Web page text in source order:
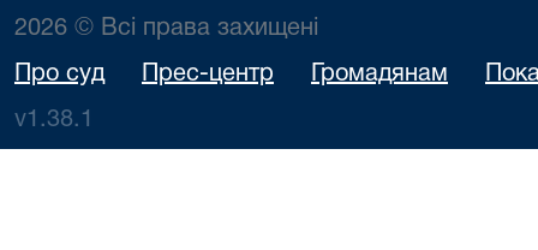
2026 © Всі права захищені
Про суд Прес-центр Громадянам
v1.38.1